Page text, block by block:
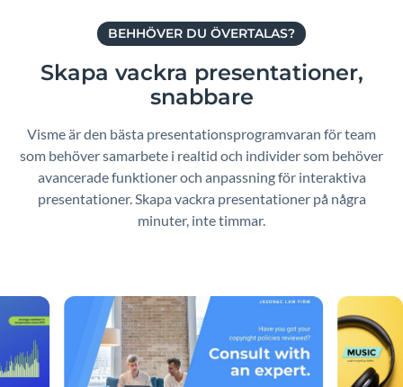
BEHHÖVER DU ÖVERTALAS?
Skapa vackra presentationer,
snabbare
Visme är den bästa presentationsprogramvaran för team
som behöver samarbete i realtid och individer som behöver
avancerade funktioner och anpassning för interaktiva
presentationer. Skapa vackra presentationer på några
minuter, inte timmar.